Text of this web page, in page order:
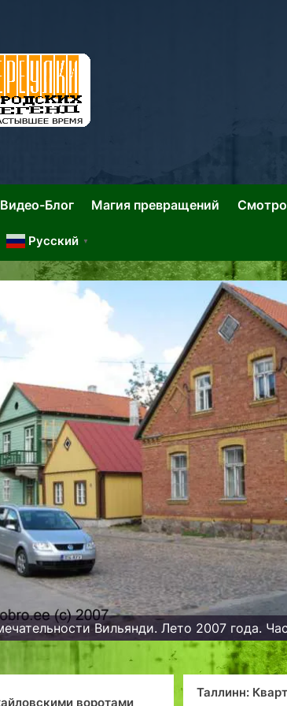
Таллин:
Видео-Блог Магия превращений
Русский ▼
Таллинн: Квартира в Копли с